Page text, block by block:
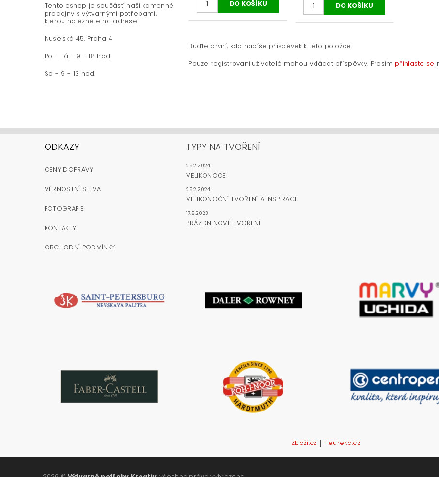
Tento eshop je součástí naší kamenné
prodejny s výtvarnými potřebami,
kterou naleznete na adrese:
Nuselská 45, Praha 4
Po - Pá - 9 - 18 hod.
So - 9 - 13 hod.
Buďte první, kdo napíše příspěvek k této položce.
Pouze registrovaní uživatelé mohou vkládat příspěvky. Prosím přihlaste se
ODKAZY
CENY DOPRAVY
VĚRNOSTNÍ SLEVA
FOTOGRAFIE
KONTAKTY
OBCHODNÍ PODMÍNKY
TYPY NA TVOŘENÍ
25.2.2024
VELIKONOCE
25.2.2024
VELIKONOČNÍ TVOŘENÍ A INSPIRACE
17.5.2023
PRÁZDNINOVÉ TVOŘENÍ
Zboží.cz | Heureka.cz